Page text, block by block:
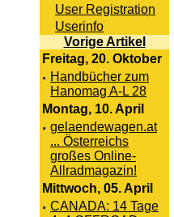
User Registration
Userinfo
Vorige Artikel
Freitag, 20. Oktober
· Handbücher zum
Hanomag A-L 28
Montag, 10. April
· gelaendewagen.at
... Österreichs
großes Online-
Allradmagazin!
Mittwoch, 05. April
· CANADA: 14 Tage